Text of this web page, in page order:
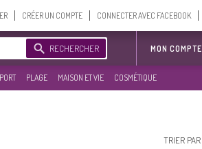
CRÉER UN COMPTE CONNECTER AVEC FACEBOOK
RECHERCHER MON COMPTE
PLAGE MAISON ET VIE COSMÉTIQUE